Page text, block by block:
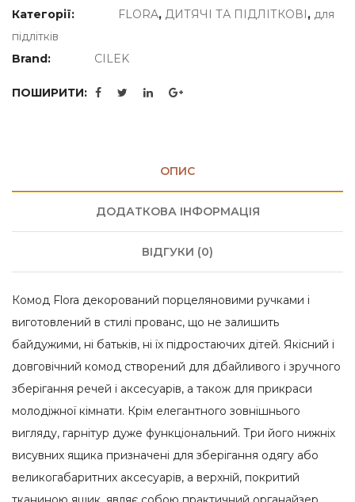
Категорії:
FLORA, ДИТЯЧІ ТА ПІДЛІТКОВІ, для
підлітків
Brand:
CILEK
ПОШИРИТИ:
ОПИС
ДОДАТКОВА ІНФОРМАЦІЯ
ВІДГУКИ (0)
Комод Flora декорований порцеляновими ручками і
виготовлений в стилі прованс, що не залишить
байдужими, ні батьків, ні їх підростаючих дітей. Якісний і
довговічний комод створений для дбайливого і зручного
зберігання речей і аксесуарів, а також для прикраси
молодіжної кімнати. Крім елегантного зовнішнього
вигляду, гарнітур дуже функціональний. Три його нижніх
висувних ящика призначені для зберігання одягу або
великогабаритних аксесуарів, а верхній, покритий